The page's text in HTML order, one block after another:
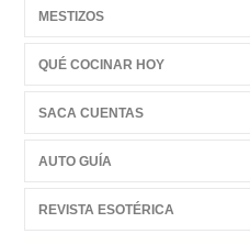
MESTIZOS
QUÉ COCINAR HOY
SACA CUENTAS
AUTO GUÍA
REVISTA ESOTÉRICA